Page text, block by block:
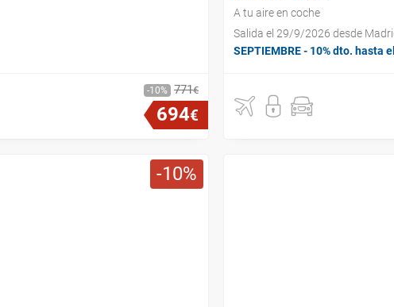
10 771€
694€
A tu aire en coche
Salida el 29/9/2026 desde
SEPTIEMBRE - 10% dto. hasta
10